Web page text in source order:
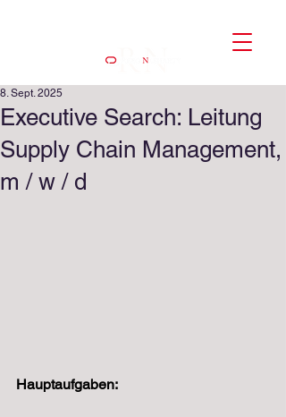
Executive Search: Leitung
Supply Chain Management,
m / w / d
8. Sept. 2025
Hauptaufgaben: